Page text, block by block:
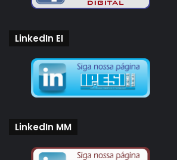
LinkedIn EI
LinkedIn MM